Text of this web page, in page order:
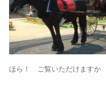
ほら！ ご覧いただけますか